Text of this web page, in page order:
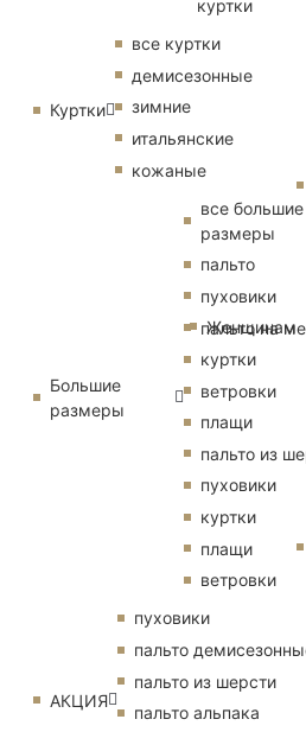
Женщинам
куртки
Куртки
все куртки
демисезонные
зимние
итальянские
кожаные
Большие
размеры
все большие
размеры
пальто
пуховики
пальто на
куртки
ветровки
плащи
пальто из
пуховики
куртки
плащи
ветровки
АКЦИЯ
пуховики
пальто
пальто из шерсти
пальто альпака